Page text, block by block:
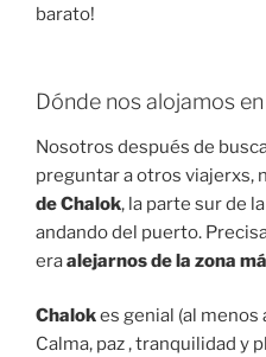
barato!
Dónde nos alojamos
Nosotros después de
preguntar a otros viajerxs,
de Chalok, la parte sur de
andando del puerto.
eraalejarnos de la zona
Chalokes genial (al menos
Calma, paz , tranquilidad y